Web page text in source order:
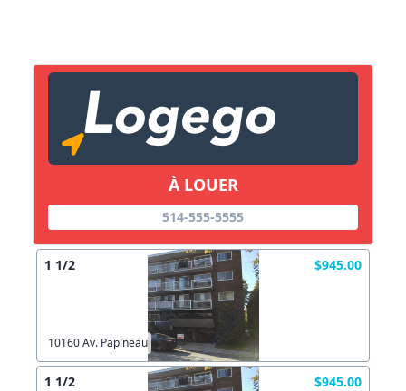
À LOUER
514-555-5555
1 1/2 $945.00
10160 Av. Papineau
1 1/2 $945.00